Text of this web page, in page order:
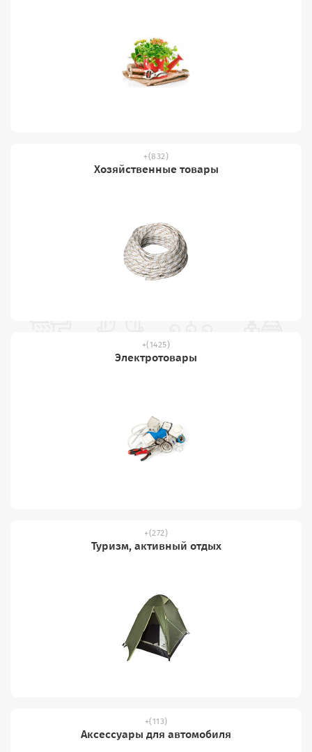
(832)
Хозяйственные товары
(1425)
Электротовары
(272)
Туризм, активный отдых
(113)
Аксессуары для автомобиля